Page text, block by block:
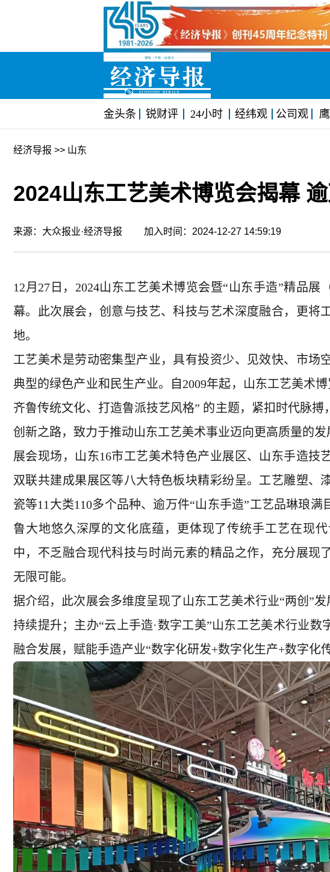
金头条 锐财评 24小时 经纬观 公司观
经济导报 >> 山东
2024山东工艺美术博览会揭幕
来源：大众报业·经济导报 加入时间：2024-12-27 14:59:19
12月27日，2024山东工艺美术博览会暨“山东手造”精品
幕。此次展会，创意与技艺、科技与艺术深度融合，更将
地。
工艺美术是劳动密集型产业，具有投资少、见效快、市场
典型的绿色产业和民生产业。自2009年起，山东工艺美术
齐鲁传统文化、打造鲁派技艺风格” 的主题，紧扣时代脉
创新之路，致力于推动山东工艺美术事业迈向更高质量的发
展会现场，山东16市工艺美术特色产业展区、山东手造技
双联共建成果展区等八大特色板块精彩纷呈。工艺雕塑、
瓷等11大类110多个品种、逾万件“山东手造”工艺品琳琅
鲁大地悠久深厚的文化底蕴，更体现了传统手工艺在现
中，不乏融合现代科技与时尚元素的精品之作，充分展现
无限可能。
据介绍，此次展会多维度呈现了山东工艺美术行业“两创”
持续提升；主办“云上手造·数字工美”山东工艺美术行业
融合发展，赋能手造产业“数字化研发+数字化生产+数字化